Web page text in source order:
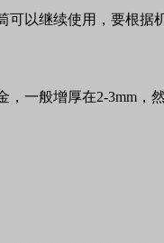
以继续使用，要根
，一般增厚在2-3mm ，